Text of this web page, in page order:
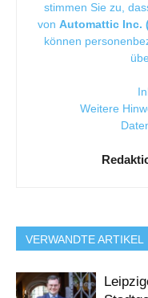
stimmen Sie zu,
von Automattic Inc.
können
Weitere
VERWANDTE ARTIKEL